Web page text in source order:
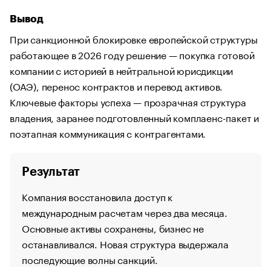
Вывод
При санкционной блокировке европейской структуры
работающее в 2026 году решение — покупка готовой
компании с историей в нейтральной юрисдикции
(ОАЭ), перенос контрактов и перевод активов.
Ключевые факторы успеха — прозрачная структура
владения, заранее подготовленный комплаенс-пакет и
поэтапная коммуникация с контрагентами.
Результат
Компания восстановила доступ к
международным расчетам через два месяца.
Основные активы сохранены, бизнес не
останавливался. Новая структура выдержала
последующие волны санкций.